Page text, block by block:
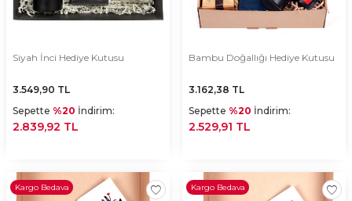
Siyah İnci Hediye Kutusu
3.549,90 TL
Sepette %20 İndirim:
2.839,92 TL
Bambu Doğallığı Hediye Kutusu
3.162,38 TL
Sepette %20 İndirim:
2.529,91 TL
Kargo Bedava Kargo Bedava